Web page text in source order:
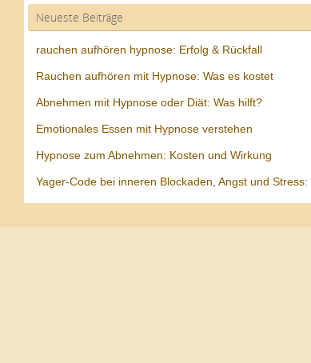
Neueste Beiträge
rauchen aufhören hypnose: Erfolg & Rückfall
Rauchen aufhören mit Hypnose: Was es kostet
Abnehmen mit Hypnose oder Diät: Was hilft?
Emotionales Essen mit Hypnose verstehen
Hypnose zum Abnehmen: Kosten und Wirkung
Yager-Code bei inneren Blockaden, Angst und